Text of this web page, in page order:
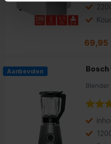
69,95
Aanbevolen Bosch
Blender